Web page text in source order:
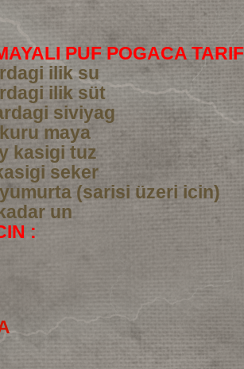
PUF POGACA
ilik su
ilik süt
siviyag
maya
kasigi tuz
seker
(sarisi üzeri icin)
un
: